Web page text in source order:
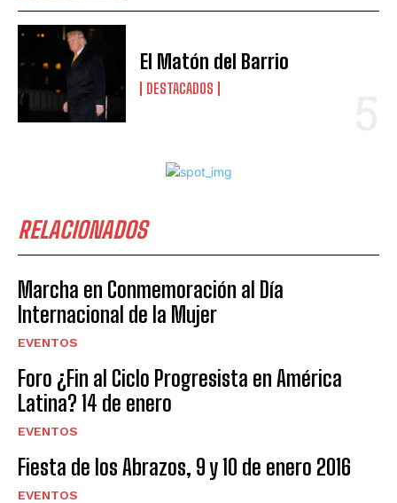
El Matón del Barrio
DESTACADOS
RELACIONADOS
Marcha en Conmemoración al Día
Internacional de la Mujer
EVENTOS
Foro ¿Fin al Ciclo Progresista en América
Latina? 14 de enero
EVENTOS
Fiesta de los Abrazos, 9 y 10 de enero 2016
EVENTOS